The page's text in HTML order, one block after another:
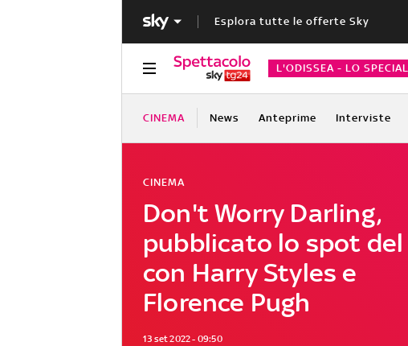
Esplora tutte le offerte Sky
L'ODISSEA - LO
CINEMA News Anteprime Interviste
Don't Worry Darling,
pubblicato lo spot
con Harry Styles e
Florence Pugh
CINEMA
13 set 2022 - 09:50